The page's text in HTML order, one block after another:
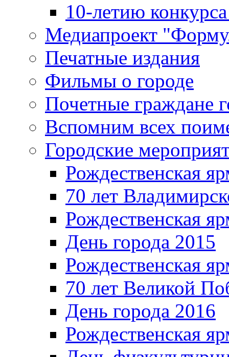
10-летию
Медиапроект
Печатные издания
Фильмы о городе
Почетные граждане
Вспомним всех
Городские
Рождественская
70 лет
Рождественская
День города 2015
Рождественская
70 лет Великой
День города 2016
Рождественская